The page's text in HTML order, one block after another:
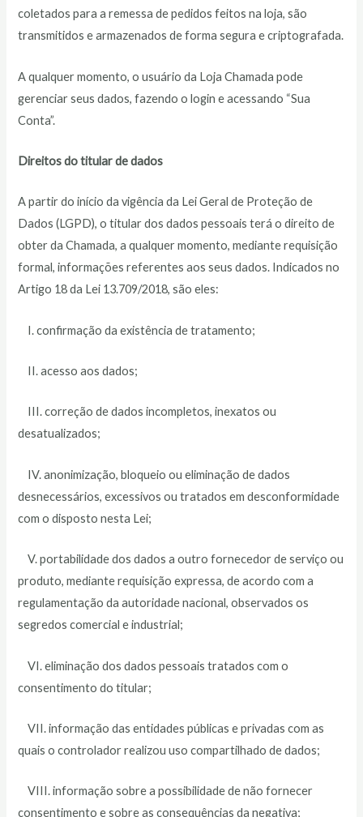
coletados para a remessa de pedidos feitos na loja, são
transmitidos e armazenados de forma segura e criptografada.
A qualquer momento, o usuário da Loja Chamada pode
gerenciar seus dados, fazendo o login e acessando “Sua
Conta”.
Direitos do titular de dados
A partir do início da vigência da Lei Geral de Proteção de
Dados (LGPD), o titular dos dados pessoais terá o direito de
obter da Chamada, a qualquer momento, mediante requisição
formal, informações referentes aos seus dados. Indicados no
Artigo 18 da Lei 13.709/2018, são eles:
I. confirmação da existência de tratamento;
II. acesso aos dados;
III. correção de dados incompletos, inexatos ou
desatualizados;
IV. anonimização, bloqueio ou eliminação de dados
desnecessários, excessivos ou tratados em desconformidade
com o disposto nesta Lei;
V. portabilidade dos dados a outro fornecedor de serviço ou
produto, mediante requisição expressa, de acordo com a
regulamentação da autoridade nacional, observados os
segredos comercial e industrial;
VI. eliminação dos dados pessoais tratados com o
consentimento do titular;
VII. informação das entidades públicas e privadas com as
quais o controlador realizou uso compartilhado de dados;
VIII. informação sobre a possibilidade de não fornecer
consentimento e sobre as consequências da negativa;